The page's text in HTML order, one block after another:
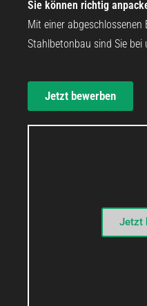
Sie können richtig
Mit einer
Stahlbetonbau sind Sie bei
Jetzt bewerben
Jetzt